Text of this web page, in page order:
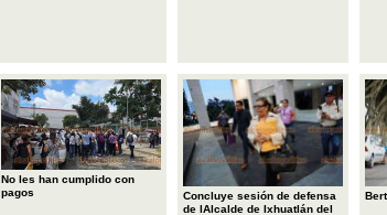
No les han cumplido con
pagos
Concluye sesión de defensa
de lAlcalde de Ixhuatlán del